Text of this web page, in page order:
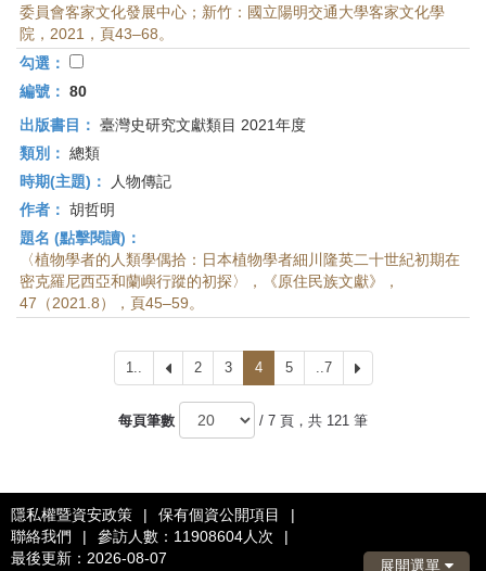
委員會客家文化發展中心；新竹：國立陽明交通大學客家文化學
院，2021，頁43–68。
勾選：
編號： 80
出版書目： 臺灣史研究文獻類目 2021年度
類別： 總類
時期(主題)：
人物傳記
作者： 胡哲明
題名 (點擊閱讀)：
〈植物學者的人類學偶拾：日本植物學者細川隆英二十世紀初期在
密克羅尼西亞和蘭嶼行蹤的初探〉，《原住民族文獻》，
47（2021.8），頁45–59。
1..
上
一
頁
2 3 4 5 ..7
下
一
每頁筆數
/ 7 頁，共 121 筆
隱私權暨資安政策 | 保有個資公開項目
|
聯絡我們
| 參訪人數：11908604人次
|
最後更新：2026-08-07
展開選單